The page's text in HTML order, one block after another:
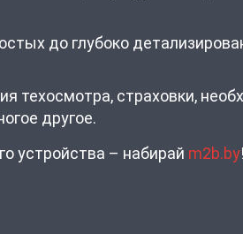
до глубоко
техосмотра, страховки,
другое.
устройства – набирай m2b.by